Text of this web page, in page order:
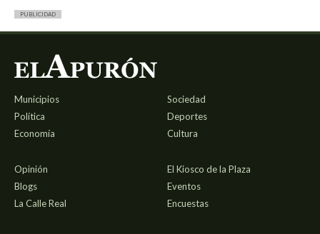
PUBLICIDAD
Municipios
Política
Economía
Sociedad
Deportes
Cultura
Opinión
Blogs
La Calle Real
El Kiosco de la Plaza
Eventos
Encuestas